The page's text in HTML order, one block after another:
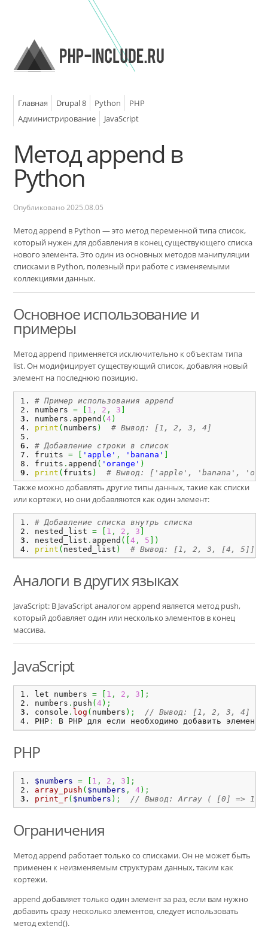
Главная Drupal 8 Python
PHP
Администрирование
JavaScript
Метод append в
Python
Опубликовано 2025.08.05
Метод append в Python — это метод переменной типа список,
который нужен для добавления в конец существующего списка
нового элемента. Это один из основных методов манипуляции
списками в Python, полезный при работе с изменяемыми
коллекциями данных.
Основное использование и
примеры
Метод append применяется исключительно к объектам типа
list. Он модифицирует существующий список, добавляя новый
элемент на последнюю позицию.
# Пример использования append
numbers = [ 1 , 2 , 3 ]
numbers . append (4)
print ( numbers )
# Вывод: [1, 2, 3, 4]
# Добавление строки в список
fruits = [ 'apple' , 'banana' ]
fruits . append ( 'orange' )
print ( fruits ) # Вывод: ['apple', 'banana',
Также можно добавлять другие типы данных, такие как списки
или кортежи, но они добавляются как один элемент:
# Добавление списка внутрь списка
nested_list = [ 1 , 2 , 3 ]
nested_list . append ( [4 , 5 ] )
print ( nested_list ) # Вывод: [1, 2, 3, [4, 5]]
Аналоги в других языках
JavaScript: В JavaScript аналогом append является метод push,
который добавляет один или несколько элементов в конец
массива.
JavaScript
let numbers = 1 , 2 , 3
;
numbers . push (4) ;
console . log ( numbers ) ;
// Вывод: [1, 2, 3, 4]
PHP : В PHP для если необходимо добавить
PHP
$numbers = 1 , 2 , 3
;
array_push ( $numbers , 4) ;
print_r( $numbers ) ; // Вывод: Array ( [0] => 1
Ограничения
Метод append работает только со списками. Он не может быть
применен к неизменяемым структурам данных, таким как
кортежи.
append добавляет только один элемент за раз, если вам нужно
добавить сразу несколько элементов, следует использовать
метод extend().